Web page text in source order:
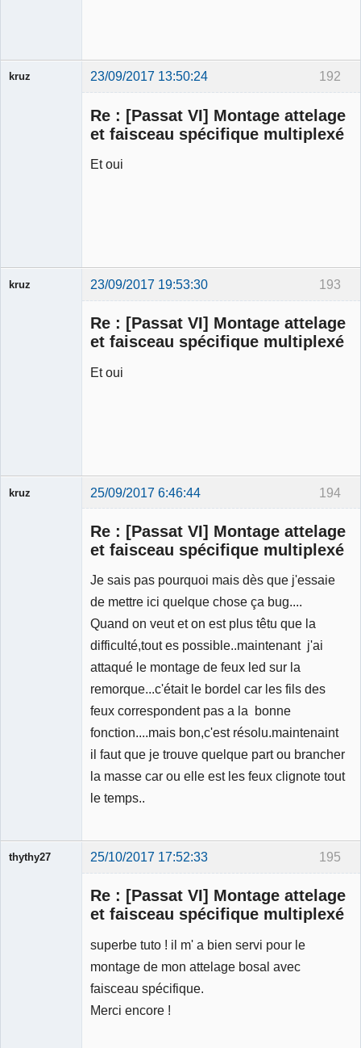
192
kruz 23/09/2017 13:50:24
Re : [Passat VI] Montage attelage
et faisceau spécifique multiplexé
Et oui
193
kruz 23/09/2017 19:53:30
Re : [Passat VI] Montage attelage
et faisceau spécifique multiplexé
Et oui
194
kruz 25/09/2017 6:46:44
Re : [Passat VI] Montage attelage
et faisceau spécifique multiplexé
Je sais pas pourquoi mais dès que j'essaie
de mettre ici quelque chose ça bug....
Quand on veut et on est plus têtu que la
difficulté,tout es possible..maintenant j'ai
attaqué le montage de feux led sur la
remorque...c'était le bordel car les fils des
feux correspondent pas a la bonne
fonction....mais bon,c'est résolu.maintenaint
il faut que je trouve quelque part ou brancher
la masse car ou elle est les feux clignote tout
le temps..
195
thythy27 25/10/2017 17:52:33
Re : [Passat VI] Montage attelage
et faisceau spécifique multiplexé
superbe tuto ! il m' a bien servi pour le
montage de mon attelage bosal avec
faisceau spécifique.
Merci encore !